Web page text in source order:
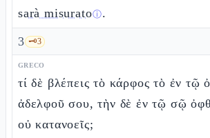
sarà misuratoⓘ.
3 🗝️3
GRECO
τί δὲ βλέπεις τὸ κάρφος τὸ ἐν τῷ
ἀδελφοῦ σου, τὴν δὲ ἐν τῷ σῷ
οὐ κατανοεῖς;